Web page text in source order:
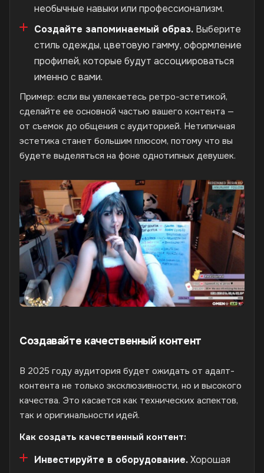
необычные навыки или профессионализм.
Создайте запоминаемый образ. Выберите
стиль одежды, цветовую гамму, оформление
профилей, которые будут ассоциироваться
именно с вами.
Пример: если вы увлекаетесь ретро-эстетикой,
сделайте ее основной частью вашего контента —
от съемок до общения с аудиторией. Нетипичная
эстетика станет большим плюсом, потому что вы
будете выделяться на фоне однотипных девушек.
Создавайте качественный контент
В 2025 году аудитория будет ожидать от адалт-
контента не только эксклюзивности, но и высокого
качества. Это касается как технических аспектов,
так и оригинальности идей.
Как создать качественный контент:
Инвестируйте в оборудование.Хорошая